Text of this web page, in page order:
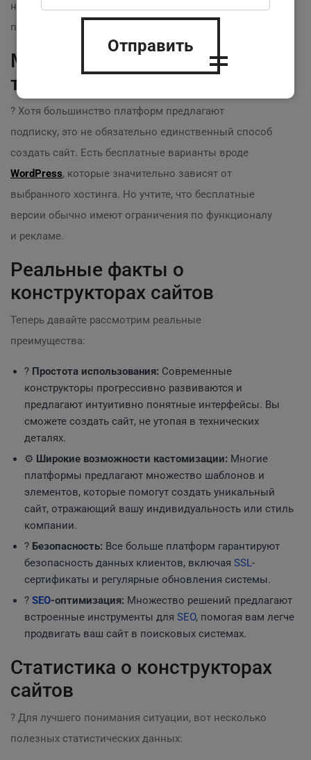
неудачным, вы можете легко перейти на более
подходящее решение без потери данных.
Миф 4: Все конструкторы
требуют подписку
? Хотя большинство платформ предлагают
подписку, это не обязательно единственный способ
создать сайт. Есть бесплатные варианты вроде
WordPress, которые значительно зависят от
выбранного хостинга. Но учтите, что бесплатные
версии обычно имеют ограничения по функционалу
и рекламе.
Реальные факты о
конструкторах сайтов
Теперь давайте рассмотрим реальные
преимущества:
? Простота использования: Современные
конструкторы прогрессивно развиваются и
предлагают интуитивно понятные интерфейсы. Вы
сможете создать сайт, не утопая в технических
деталях.
⚙️ Широкие возможности кастомизации: Многие
платформы предлагают множество шаблонов и
элементов, которые помогут создать уникальный
сайт, отражающий вашу индивидуальность или стиль
компании.
? Безопасность: Все больше платформ гарантируют
безопасность данных клиентов, включая SSL-
сертификаты и регулярные обновления системы.
? SEO-оптимизация: Множество решений предлагают
встроенные инструменты для SEO, помогая вам легче
продвигать ваш сайт в поисковых системах.
Статистика о конструкторах
сайтов
? Для лучшего понимания ситуации, вот несколько
полезных статистических данных:
Отправить